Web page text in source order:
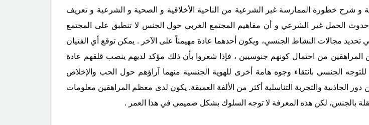
شرح خطورة الممارسة غير الشرعية من الناحية الأخلاقية و الصحية و الشرعية و تعريف
حدوث الحمل غير الشرعي و أن مفاهيم المجتمع الغربي حول الجنس لا تنطبق على المجتمع
مجالات النشاط الجنسي، ويكون أحدهما عادة مهيمناً على الآخر . يمكن توقع أي الفتيان
من احتمال كونهم جنوسيين ، فإذا شعروا بأن ذلك مؤكد لديهم ينصب قلقهم عادة
الجنسي بانتقاء وجوه هامة أخرى للهوية الجنسية منهما آراؤهم حول الحب والإخلاص
الجاذبية والتجربة التناسلية أكثر من الألفة العميقة. يكون لدى معظم المراهقين معلومات
بالجنس، لكن هذه المعرفة لا توجه السلوك بشكل صميمي في هذا العمر .